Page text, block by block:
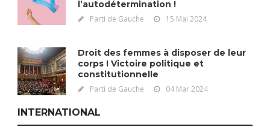
l’autodétermination !
Parti de Gauche 15 Mai 2024
Droit des femmes à disposer de leur
corps ! Victoire politique et
constitutionnelle
Parti de Gauche 04 Mar 2024
INTERNATIONAL